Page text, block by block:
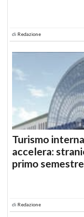
di Redazione
Turismo
accelera:
primo
di Redazione